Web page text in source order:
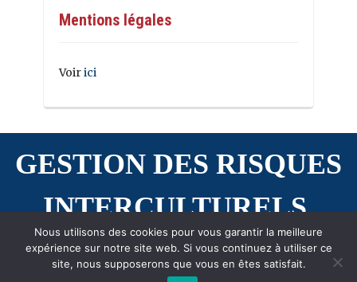
Mentions légales
Voirici
GESTION DES RISQUES
INTERCULTURELS
Copyright © 2026 Gestion des Risques Interculturels
Nous utilisons des cookies pour vous garantir la meilleure
expérience sur notre site web. Si vous continuez à utiliser ce
site, nous supposerons que vous en êtes satisfait.